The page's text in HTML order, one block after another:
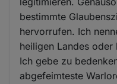
bestimmte
hervorrufen. Ich
heiligen Landes oder
Ich gebe zu
abgefeimteste